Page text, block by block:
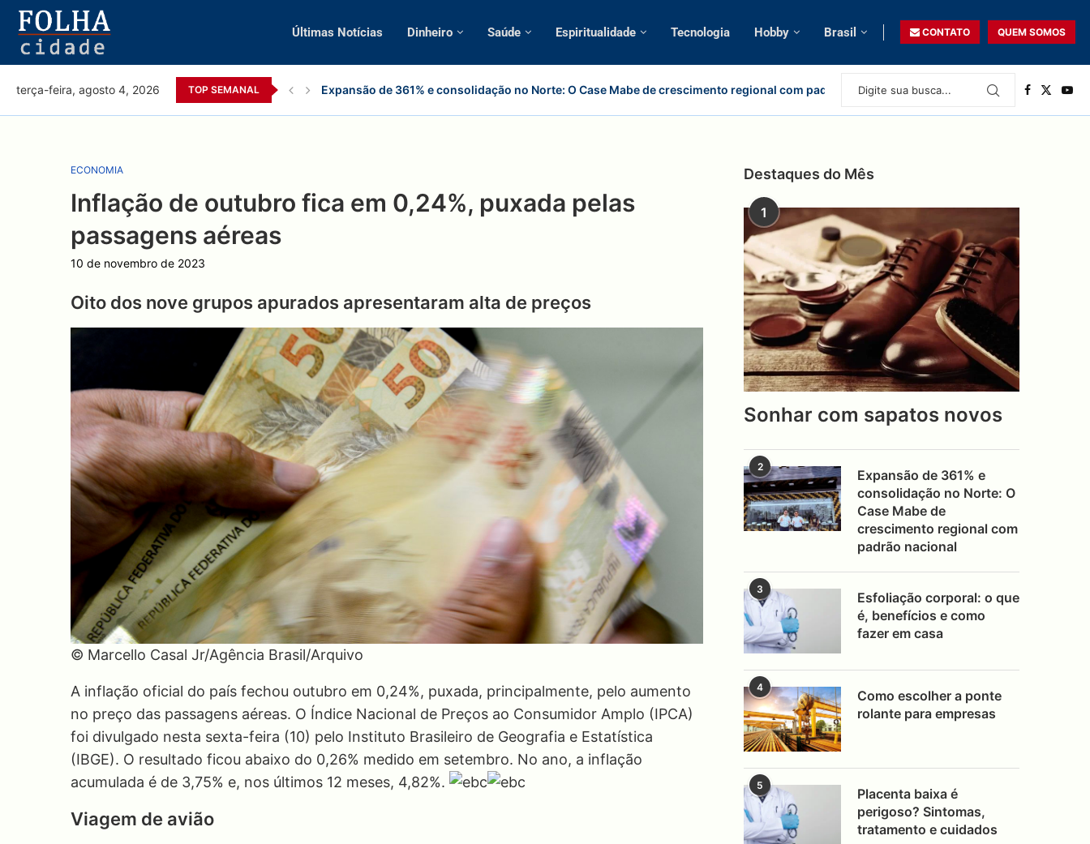
Últimas Notícias Dinheiro Saúde Espiritualidade Tecnologia Hobby Brasil CONTATO QUEM SOMOS
terça-feira, agosto 4, 2026 TOP SEMANAL Expansão de 361% e consolidação no Norte: O Case Mabe de crescimento regional com padrão nacional
ECONOMIA
Inflação de outubro fica em 0,24%, puxada pelas
passagens aéreas
10 de novembro de 2023
Oito dos nove grupos apurados apresentaram alta de preços
© Marcello Casal Jr/Agência Brasil/Arquivo
A inflação oficial do país fechou outubro em 0,24%, puxada, principalmente, pelo aumento
no preço das passagens aéreas. O Índice Nacional de Preços ao Consumidor Amplo (IPCA)
foi divulgado nesta sexta-feira (10) pelo Instituto Brasileiro de Geografia e Estatística
(IBGE). O resultado ficou abaixo do 0,26% medido em setembro. No ano, a inflação
acumulada é de 3,75% e, nos últimos 12 meses, 4,82%.
Viagem de avião
Destaques do Mês
1
Sonhar com sapatos novos
2
Expansão de 361% e
consolidação no Norte: O
Case Mabe de
crescimento regional com
padrão nacional
3
Esfoliação corporal: o que
é, benefícios e como
fazer em casa
4
Como escolher a ponte
rolante para empresas
5
Placenta baixa é
perigoso? Sintomas,
tratamento e cuidados